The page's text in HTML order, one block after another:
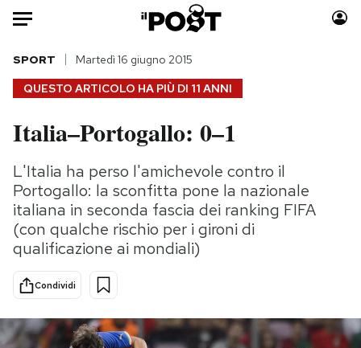
Auto
HOME
Italia
Politica
Tecnologia
Internet
Scienza
Cultura
Economia
Sport
Moda
Consumismi
Storie/Idee
Ok Boomer!
Mondiali calcio 2026
QUESTO ARTICOLO HA PIÙ DI 11 ANNI
SPORT Martedì 16 giugno 2015
Italia–Portogallo: 0–1
L'Italia ha perso l'amichevole contro il
Portogallo: la sconfitta pone la nazionale
italiana in seconda fascia dei ranking FIFA
(con qualche rischio per i gironi di
qualificazione ai mondiali)
Condividi